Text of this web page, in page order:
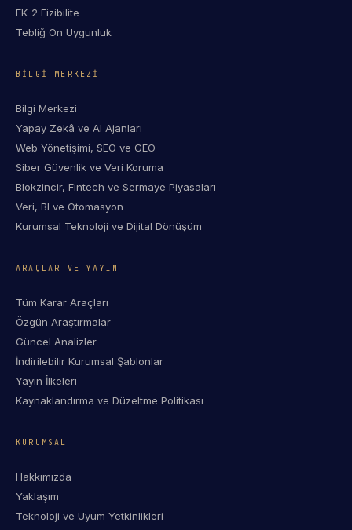
EK-2 Fizibilite
Tebliğ Ön Uygunluk
BILGI MERKEZI
Bilgi Merkezi
Yapay Zekâ ve AI Ajanları
Web Yönetişimi, SEO ve GEO
Siber Güvenlik ve Veri Koruma
Blokzincir, Fintech ve Sermaye Piyasaları
Veri, BI ve Otomasyon
Kurumsal Teknoloji ve Dijital Dönüşüm
ARAÇLAR VE YAYIN
Tüm Karar Araçları
Özgün Araştırmalar
Güncel Analizler
İndirilebilir Kurumsal Şablonlar
Yayın İlkeleri
Kaynaklandırma ve Düzeltme Politikası
KURUMSAL
Hakkımızda
Yaklaşım
Teknoloji ve Uyum Yetkinlikleri